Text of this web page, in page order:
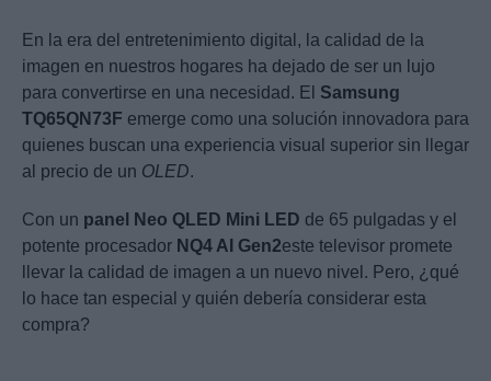
En la era del entretenimiento digital, la calidad de la
imagen en nuestros hogares ha dejado de ser un lujo
para convertirse en una necesidad. El Samsung
TQ65QN73F emerge como una solución innovadora para
quienes buscan una experiencia visual superior sin llegar
al precio de un OLED.
Con un panel Neo QLED Mini LED de 65 pulgadas y el
potente procesador NQ4 AI Gen2este televisor promete
llevar la calidad de imagen a un nuevo nivel. Pero, ¿qué
lo hace tan especial y quién debería considerar esta
compra?